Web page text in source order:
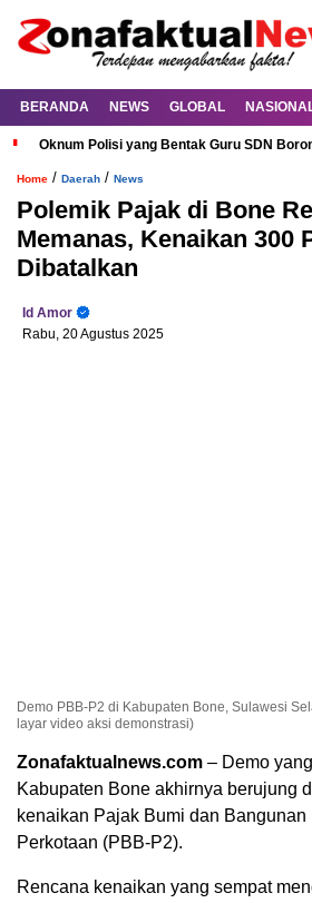
BERANDA NEWS GLOBAL
Oknum Polisi yang Bentak Guru SDN
Home / Daerah / News
Polemik Pajak di Bone
Memanas, Kenaikan 300
Dibatalkan
Id Amor
Rabu, 20 Agustus 2025
Demo PBB-P2 di Kabupaten Bone, Sulawesi
layar video aksi demonstrasi)
Zonafaktualnews.com – Demo
Kabupaten Bone akhirnya berujung
kenaikan Pajak Bumi dan Bangunan
Perkotaan (PBB-P2).
Rencana kenaikan yang sempat